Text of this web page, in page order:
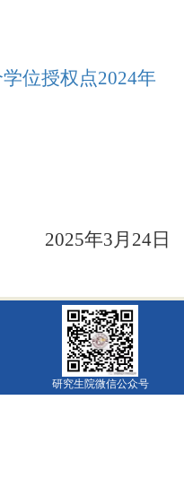
位授权点2024年
5年3 月 24日
研究生院微信公众号